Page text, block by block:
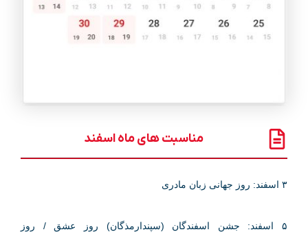
مناسبت های ماه اسفند
۳ اسفند: روز جهانی زبان مادری
۵ اسفند: جشن اسفندگان (سپندارمذگان) روز عشق / روز